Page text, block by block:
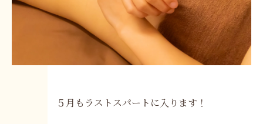
５月もラストスパートに入ります！